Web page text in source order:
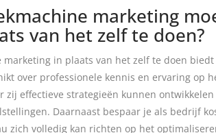
marketing
van het zelf te doen?
in plaats van het zelf te doen
over professionele kennis en ervaring op
zij effectieve strategieën kunnen
Daarnaast bespaar je als bedrijf
zich volledig kan richten op het